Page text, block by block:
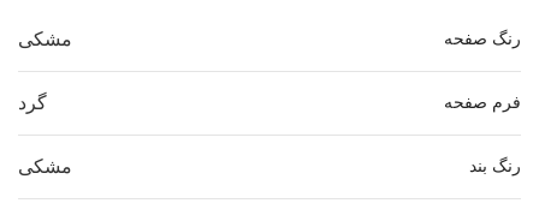
رنگ صفحه مشکی
فرم صفحه گرد
رنگ بند مشکی